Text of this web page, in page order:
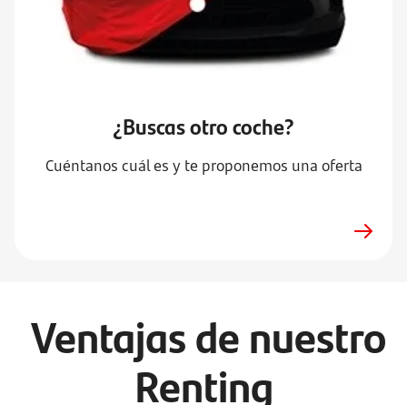
¿Buscas otro coche?
Cuéntanos cuál es y te proponemos una oferta
Ventajas de nuestro
Renting